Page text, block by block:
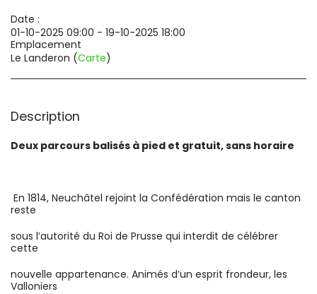
Date :
01-10-2025 09:00 - 19-10-2025 18:00
Emplacement
Le Landeron (Carte)
Description
Deux parcours balisés à pied et gratuit, sans horaire
En 1814, Neuchâtel rejoint la Confédération mais le canton
reste
sous l’autorité du Roi de Prusse qui interdit de célébrer
cette
nouvelle appartenance. Animés d’un esprit frondeur, les
Valloniers